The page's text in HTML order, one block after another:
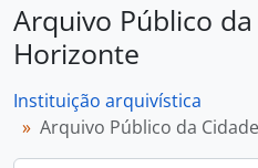
Arquivo Público
Horizonte
Instituição arquivística
Arquivo Público da